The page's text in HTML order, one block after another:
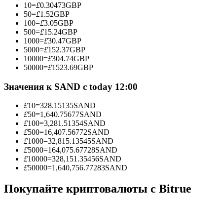
Станьте копи-трейдером
Наслаждайтесь распределением прибыли и комиссиями
за копи-трейдинг
Информация
Анализ больших данных, включая торговую информацию
и т. д.
10=£0.30473GBP
50=£1.52GBP
100=£3.05GBP
500=£15.24GBP
1000=£30.47GBP
5000=£152.37GBP
10000=£304.74GBP
50000=£1523.69GBP
Значения к SAND с today 12:00
£10=328.15135SAND
£50=1,640.75677SAND
£100=3,281.51354SAND
£500=16,407.56772SAND
£1000=32,815.13545SAND
£5000=164,075.67728SAND
£10000=328,151.35456SAND
£50000=1,640,756.77283SAND
Покупайте криптовалюты с Bitrue